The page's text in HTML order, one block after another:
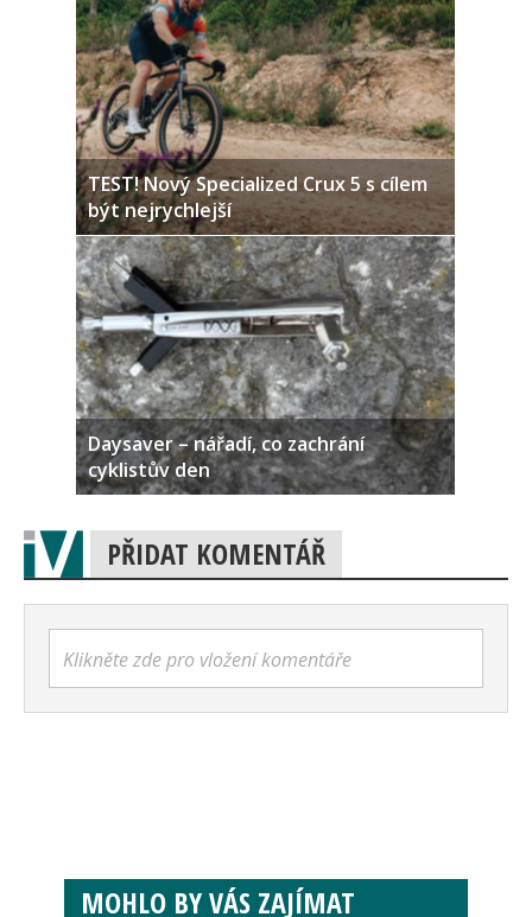
TEST! Nový Specialized Crux 5 s cílem
být nejrychlejší
Daysaver – nářadí, co zachrání
cyklistův den
PŘIDAT KOMENTÁŘ
Klikněte zde pro vložení komentáře
MOHLO BY VÁS ZAJÍMAT